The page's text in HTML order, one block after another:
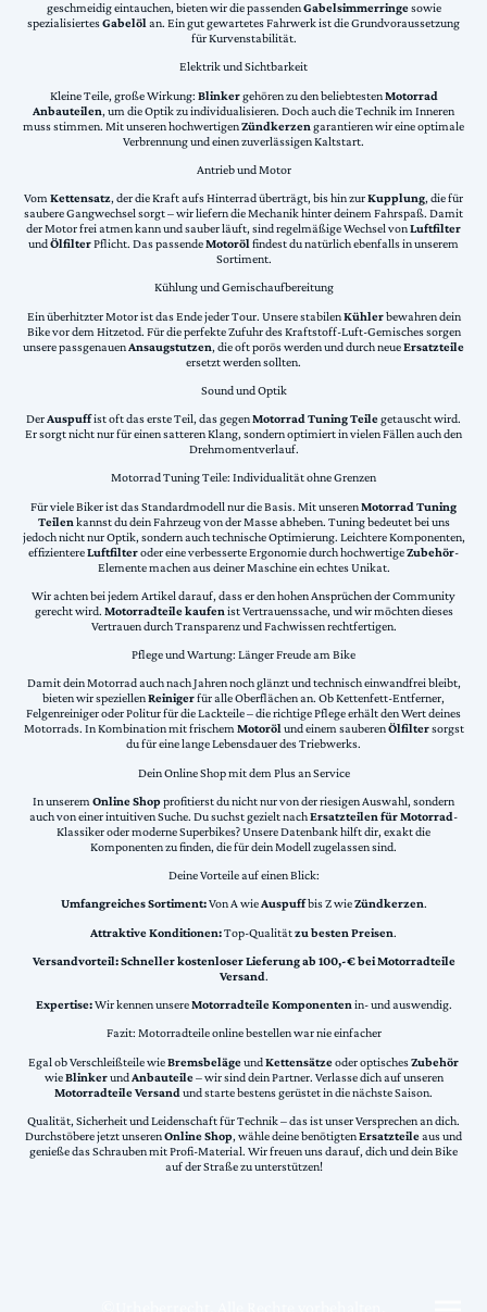
geschmeidig eintauchen, bieten wir die passendenGabelsimmerringesowie
spezialisiertesGabelölan. Ein gut gewartetes Fahrwerk ist die Grundvoraussetzung
für Kurvenstabilität.
Elektrik und Sichtbarkeit
Kleine Teile, große Wirkung: Blinkergehören zu den beliebtestenMotorrad
Anbauteilen, um die Optik zu individualisieren. Doch auch die Technik im Inneren
muss stimmen. Mit unseren hochwertigenZündkerzen garantieren wir eine optimale
Verbrennung und einen zuverlässigen Kaltstart.
Antrieb und Motor
VomKettensatz, der die Kraft aufs Hinterrad überträgt, bis hin zurKupplung, die für
saubere Gangwechsel sorgt – wir liefern die Mechanik hinter deinem Fahrspaß. Damit
der Motor frei atmen kann und sauber läuft, sind regelmäßige Wechsel vonLuftfilter
undÖlfilterPflicht. Das passendeMotorölfindest du natürlich ebenfalls in unserem
Sortiment.
Kühlung und Gemischaufbereitung
Ein überhitzter Motor ist das Ende jeder Tour. Unsere stabilenKühlerbewahren dein
Bike vor dem Hitzetod. Für die perfekte Zufuhr des Kraftstoff-Luft-Gemisches sorgen
unsere passgenauenAnsaugstutzen, die oft porös werden und durch neueErsatzteile
ersetzt werden sollten.
Sound und Optik
DerAuspuffist oft das erste Teil, das gegenMotorrad Tuning Teilegetauscht wird.
Er sorgt nicht nur für einen satteren Klang, sondern optimiert in vielen Fällen auch den
Drehmomentverlauf.
Motorrad Tuning Teile: Individualität ohne Grenzen
Für viele Biker ist das Standardmodell nur die Basis. Mit unserenMotorrad Tuning
Teilen kannst du dein Fahrzeug von der Masse abheben. Tuning bedeutet bei uns
jedoch nicht nur Optik, sondern auch technische Optimierung. Leichtere Komponenten,
effizientereLuftfilteroder eine verbesserte Ergonomie durch hochwertigeZubehör-
Elemente machen aus deiner Maschine ein echtes Unikat.
Wir achten bei jedem Artikel darauf, dass er den hohen Ansprüchen der Community
gerecht wird. Motorradteile kaufen ist Vertrauenssache, und wir möchten dieses
Vertrauen durch Transparenz und Fachwissen rechtfertigen.
Pflege und Wartung: Länger Freude am Bike
Damit dein Motorrad auch nach Jahren noch glänzt und technisch einwandfrei bleibt,
bieten wir speziellenReinigerfür alle Oberflächen an. Ob Kettenfett-Entferner,
Felgenreiniger oder Politur für die Lackteile – die richtige Pflege erhält den Wert deines
Motorrads. In Kombination mit frischemMotorölund einem sauberenÖlfiltersorgst
du für eine lange Lebensdauer des Triebwerks.
Dein Online Shop mit dem Plus an Service
In unserem Online Shopprofitierst du nicht nur von der riesigen Auswahl, sondern
auch von einer intuitiven Suche. Du suchst gezielt nachErsatzteilen für Motorrad-
Klassiker oder moderne Superbikes? Unsere Datenbank hilft dir, exakt die
Komponenten zu finden, die für dein Modell zugelassen sind.
Deine Vorteile auf einen Blick:
Umfangreiches Sortiment:Von A wieAuspuffbis Z wieZündkerzen.
Attraktive Konditionen:Top-Qualitätzu besten Preisen.
Versandvorteil:Schneller kostenloser Lieferung ab 100,-€ bei Motorradteile
Versand.
Expertise:Wir kennen unsereMotorradteile Komponentenin- und auswendig.
Fazit: Motorradteile online bestellen war nie einfacher
Egal ob Verschleißteile wieBremsbelägeundKettensätzeoder optischesZubehör
wieBlinkerundAnbauteile– wir sind dein Partner. Verlasse dich auf unseren
Motorradteile Versand und starte bestens gerüstet in die nächste Saison.
Qualität, Sicherheit und Leidenschaft für Technik – das ist unser Versprechen an dich.
Durchstöbere jetzt unserenOnline Shop, wähle deine benötigtenErsatzteileaus und
genieße das Schrauben mit Profi-Material. Wir freuen uns darauf, dich und dein Bike
auf der Straße zu unterstützen!